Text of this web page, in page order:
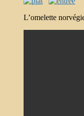
L’omelette